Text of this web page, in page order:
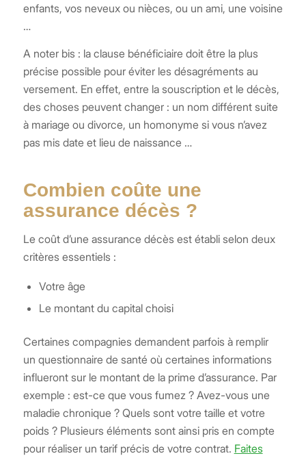
enfants, vos neveux ou nièces, ou un ami, une voisine
…
A noter bis : la clause bénéficiaire doit être la plus
précise possible pour éviter les désagréments au
versement. En effet, entre la souscription et le décès,
des choses peuvent changer : un nom différent suite
à mariage ou divorce, un homonyme si vous n’avez
pas mis date et lieu de naissance …
Combien coûte une
assurance décès ?
Le coût d’une assurance décès est établi selon deux
critères essentiels :
Votre âge
Le montant du capital choisi
Certaines compagnies demandent parfois à remplir
un questionnaire de santé où certaines informations
influeront sur le montant de la prime d’assurance. Par
exemple : est-ce que vous fumez ? Avez-vous une
maladie chronique ? Quels sont votre taille et votre
poids ? Plusieurs éléments sont ainsi pris en compte
pour réaliser un tarif précis de votre contrat. Faites